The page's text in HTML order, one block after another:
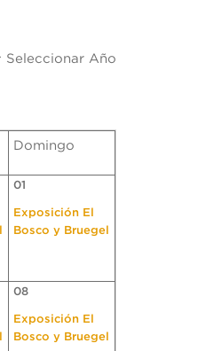
Seleccionar Año
Domingo
01
Exposición El
Bosco y Bruegel
08
Exposición El
Bosco y Bruegel